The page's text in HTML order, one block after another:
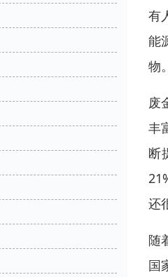
有
能
物
废
丰
断
还
随
国